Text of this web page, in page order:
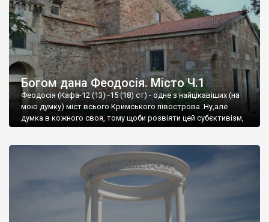
Богом дана Феодосія. Місто Ч.1
Феодосія (Кафа-12 (13) -15 (18) ст) - одне з найцікавіших (на
мою думку) міст всього Кримського півострова .Ну,але
думка в кожного своя, тому щоби розвіяти цей субєктивізм,
запрошую відвідати це